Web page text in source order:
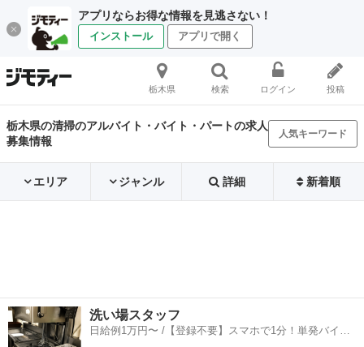
アプリならお得な情報を見逃さない！
インストール アプリで開く
栃木県 検索 ログイン 投稿
栃木県の清掃のアルバイト・バイト・パートの求人
募集情報
人気キーワード
エリア ジャンル 詳細 新着順
洗い場スタッフ
日給例1万円〜 /【登録不要】スマホで1分！単発バイト